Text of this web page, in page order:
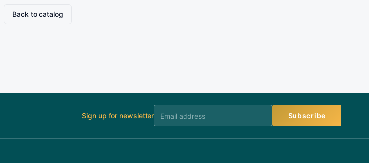
Back to catalog
Sign up for newsletter Subscribe